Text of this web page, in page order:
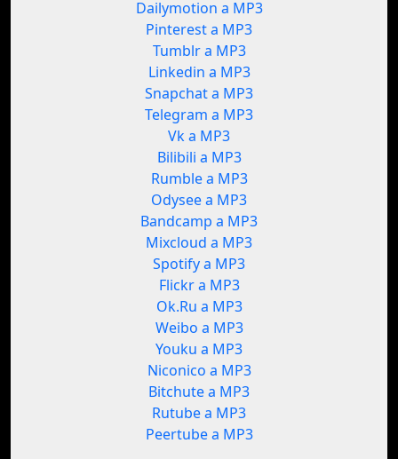
Dailymotion a MP3
Pinterest a MP3
Tumblr a MP3
Linkedin a MP3
Snapchat a MP3
Telegram a MP3
Vk a MP3
Bilibili a MP3
Rumble a MP3
Odysee a MP3
Bandcamp a MP3
Mixcloud a MP3
Spotify a MP3
Flickr a MP3
Ok.Ru a MP3
Weibo a MP3
Youku a MP3
Niconico a MP3
Bitchute a MP3
Rutube a MP3
Peertube a MP3